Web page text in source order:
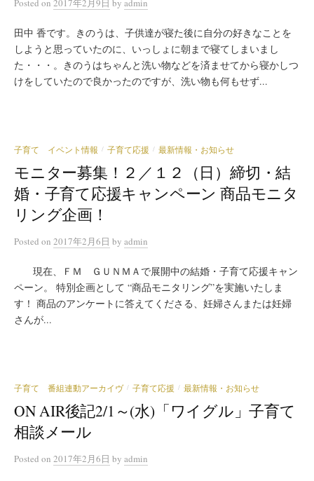
Posted on 2017年2月9日 by admin
田中 香です。きのうは、子供達が寝た後に自分の好きなことを
しようと思っていたのに、いっしょに朝まで寝てしまいまし
た・・・。きのうはちゃんと洗い物などを済ませてから寝かしつ
けをしていたので良かったのですが、洗い物も何もせず...
子育て イベント情報 / 子育て応援 / 最新情報・お知らせ
モニター募集！２／１２（日）締切・結
婚・子育て応援キャンペーン 商品モニタ
リング企画！
Posted on 2017年2月6日 by admin
現在、ＦＭ ＧＵＮＭＡで展開中の結婚・子育て応援キャン
ペーン。 特別企画として “商品モニタリング”を実施いたしま
す！ 商品のアンケートに答えてくださる、妊婦さんまたは妊婦
さんが...
子育て 番組連動アーカイヴ / 子育て応援 / 最新情報・お知らせ
ON AIR後記2/1～(水)「ワイグル」子育て
相談メール
Posted on 2017年2月6日 by admin